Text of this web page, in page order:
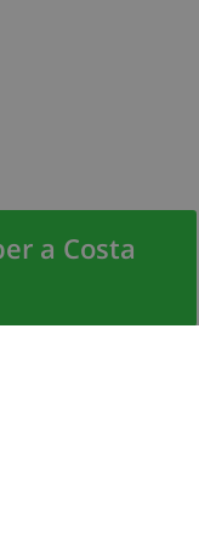
a Costa